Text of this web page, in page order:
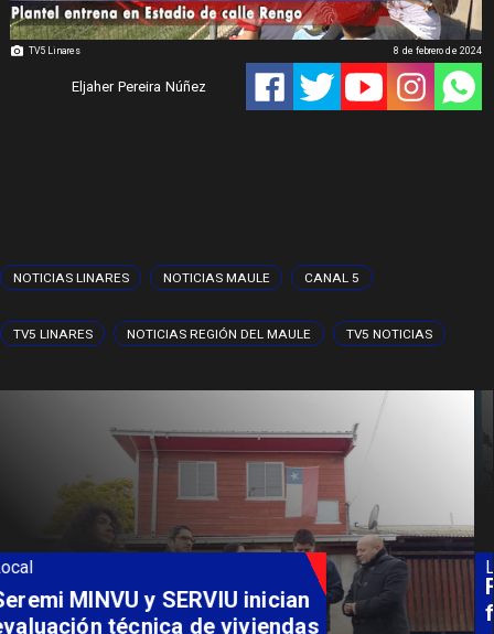
TV5 Linares
Eljaher Pereira Núñez
8 de febrero de 2024
NOTICIAS LINARES NOTICIAS MAULE CANAL 5
TV5 LINARES NOTICIAS REGIÓN DEL MAULE TV5 NOTICIAS
Local
Fondo Orasmi entrega apoyo a
familia de Romeral para